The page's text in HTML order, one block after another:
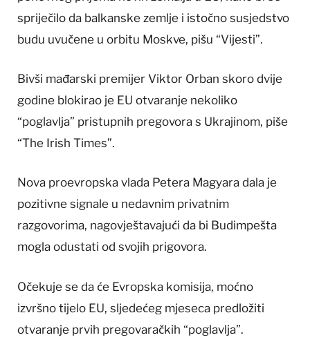
spriječilo da balkanske zemlje i istočno susjedstvo
budu uvučene u orbitu Moskve, pišu “Vijesti”.
Bivši mađarski premijer Viktor Orban skoro dvije
godine blokirao je EU otvaranje nekoliko
“poglavlja” pristupnih pregovora s Ukrajinom, piše
“The Irish Times”.
Nova proevropska vlada Petera Magyara dala je
pozitivne signale u nedavnim privatnim
razgovorima, nagovještavajući da bi Budimpešta
mogla odustati od svojih prigovora.
Očekuje se da će Evropska komisija, moćno
izvršno tijelo EU, sljedećeg mjeseca predložiti
otvaranje prvih pregovaračkih “poglavlja”.